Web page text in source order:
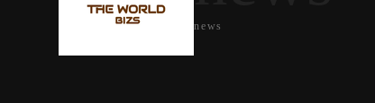
news